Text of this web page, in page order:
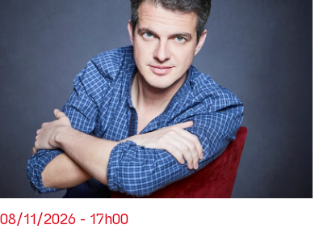
08/11/2026 - 17h00